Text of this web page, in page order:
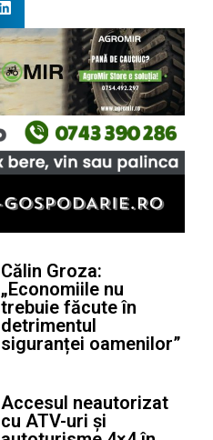
Călin Groza:
„Economiile nu
trebuie făcute în
detrimentul
siguranței oamenilor”
Accesul neautorizat
cu ATV-uri și